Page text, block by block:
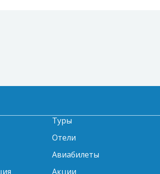
Туры
Отели
Авиабилеты
Акции